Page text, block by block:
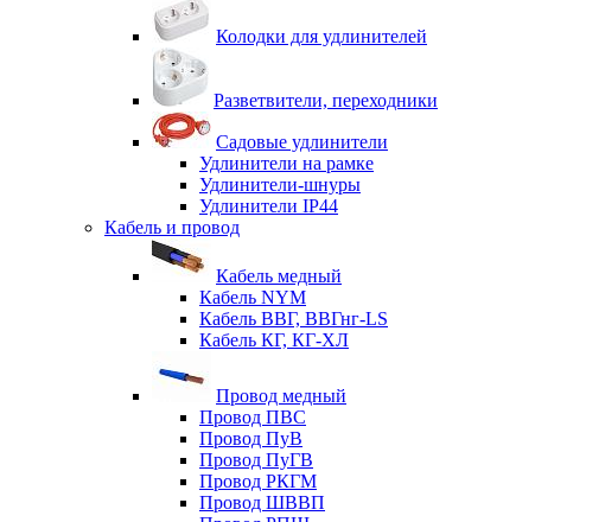
Колодки для удлинителей
Разветвители, переходники
Садовые удлинители
Удлинители на рамке
Удлинители-шнуры
Удлинители IP44
Кабель и провод
Кабель медный
Кабель NYM
Кабель ВВГ, ВВГнг-LS
Кабель КГ, КГ-ХЛ
Провод медный
Провод ПВС
Провод ПуВ
Провод ПуГВ
Провод РКГМ
Провод ШВВП